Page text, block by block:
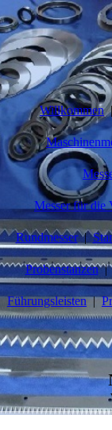
Willkommen
Messer für die
Rundmesser
Probenstanzen
Führungsleisten